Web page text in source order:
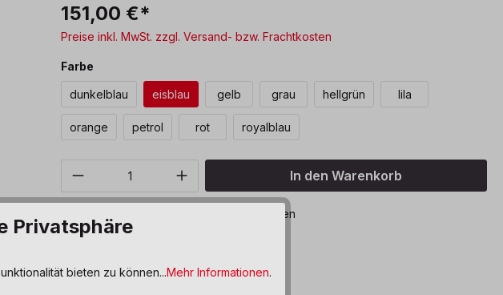
151,00 €*
Preise inkl. MwSt. zzgl. Versand- bzw. Frachtkosten
Farbe
dunkelblau eisblau gelb grau hellgrün lila
orange petrol rot royalblau
Produkt Anzahl: Gib den gewünschten Wert
In den Warenkorb
Sofort verfügbar, Lieferzeit: 8-12 Wochen
Privatsphäre
bieten zu können...Mehr Informationen.